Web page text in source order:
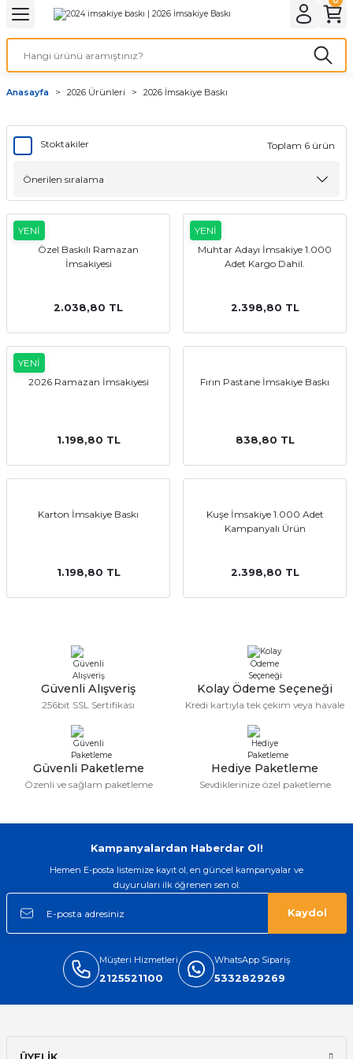
Geri Dön
Geri Dön
Geri Dön
Geri Dön
Ürünleri
Geri Dön
Geri Dön
Geri Dön
Anasayfa 2026 Ürünleri 2026 İmsakiye Baskı
Stoktakiler Toplam 6 ürün
YENİ
Özel Baskılı Ramazan
İmsakiyesi
2.038,80 TL
YENİ
Muhtar Adayı İmsakiye 1.000
Adet Kargo Dahil.
2.398,80 TL
YENİ
2026 Ramazan İmsakiyesi
1.198,80 TL
Fırın Pastane İmsakiye Baskı
838,80 TL
Karton İmsakiye Baskı
1.198,80 TL
Kuşe İmsakiye 1.000 Adet
Kampanyalı Ürün
2.398,80 TL
Güvenli Alışveriş
256bit SSL Sertifikası
Kolay Ödeme Seçeneği
Kredi kartıyla tek çekim veya havale
Güvenli Paketleme
Özenli ve sağlam paketleme
Hediye Paketleme
Sevdiklerinize özel paketleme
Kampanyalardan Haberdar Ol!
Hemen E-posta listemize kayıt ol, en güncel kampanyalar ve
duyuruları ilk öğrenen sen ol.
Kaydol
Müşteri Hizmetleri
2125521100
WhatsApp Sipariş
5332829269